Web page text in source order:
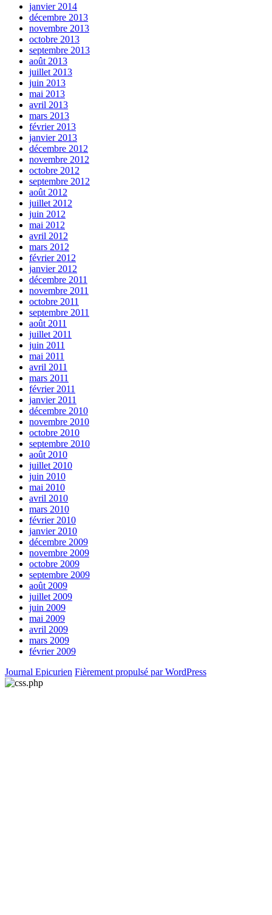
janvier 2014
décembre 2013
novembre 2013
octobre 2013
septembre 2013
août 2013
juillet 2013
juin 2013
mai 2013
avril 2013
mars 2013
février 2013
janvier 2013
décembre 2012
novembre 2012
octobre 2012
septembre 2012
août 2012
juillet 2012
juin 2012
mai 2012
avril 2012
mars 2012
février 2012
janvier 2012
décembre 2011
novembre 2011
octobre 2011
septembre 2011
août 2011
juillet 2011
juin 2011
mai 2011
avril 2011
mars 2011
février 2011
janvier 2011
décembre 2010
novembre 2010
octobre 2010
septembre 2010
août 2010
juillet 2010
juin 2010
mai 2010
avril 2010
mars 2010
février 2010
janvier 2010
décembre 2009
novembre 2009
octobre 2009
septembre 2009
août 2009
juillet 2009
juin 2009
mai 2009
avril 2009
mars 2009
février 2009
Journal Epicurien Fièrement propulsé par WordPress